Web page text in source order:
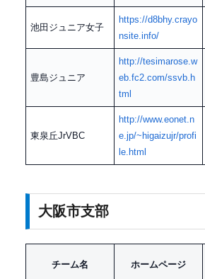
池田ジュニア女子
https://d8bhy.crayo
nsite.info/
豊島ジュニア
http://tesimarose.w
eb.fc2.com/ssvb.h
tml
東泉丘JrVBC
http://www.eonet.n
e.jp/~higaizujr/profi
le.html
大阪市支部
チーム名 ホームページ